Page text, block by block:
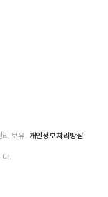
잖으신 아빠가 저를
습기도 하고
보유. 개인정보처리방침
다.